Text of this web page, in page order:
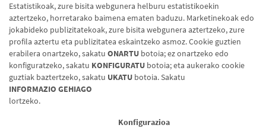
Estatistikoak, zure bisita webgunera helburu estatistikoekin
aztertzeko, horretarako baimena ematen baduzu. Marketinekoak edo
jokabideko publizitatekoak, zure bisita webgunera aztertzeko, zure
profila aztertu eta publizitatea eskaintzeko asmoz. Cookie guztien
erabilera onartzeko, sakatu ONARTU botoia; ez onartzeko edo
konfiguratzeko, sakatu KONFIGURATU botoia; eta aukerako cookie
guztiak baztertzeko, sakatu UKATU botoia. Sakatu
INFORMAZIO GEHIAGO
lortzeko.
Konfigurazioa
Cookien politika